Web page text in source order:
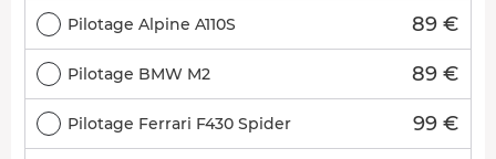
Pilotage Alpine A110S 89 €
Pilotage BMW M2 89 €
Pilotage Ferrari F430 Spider 99 €